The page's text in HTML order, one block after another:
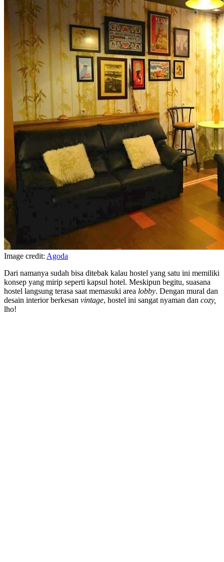
Image credit: Agoda
Dari namanya sudah bisa ditebak kalau hostel yang satu ini memiliki
konsep yang mirip seperti kapsul hotel. Meskipun begitu, suasana
hostel langsung terasa saat memasuki area lobby. Dengan mural dan
desain interior berkesan vintage, hostel ini sangat nyaman dan cozy,
lho!